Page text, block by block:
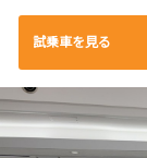
試乗車を見る